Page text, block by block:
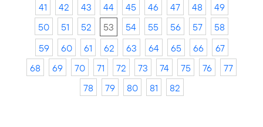
41
42 43 44 45 46 47 48
49
50
51 52 53 54 55 56 57
58
59
60 61 62 63 64 65 66
67
68
69 70 71 72 73 74 75 76
77
78
79 80 81 82